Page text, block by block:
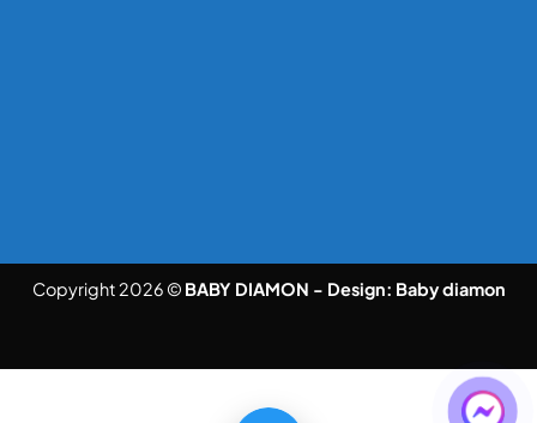
Copyright 2026 © BABY DIAMON - Design: Baby diamon